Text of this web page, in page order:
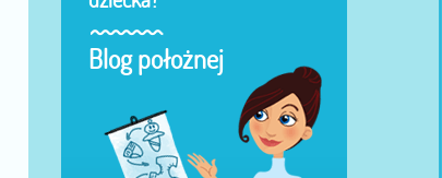
Blog położnej